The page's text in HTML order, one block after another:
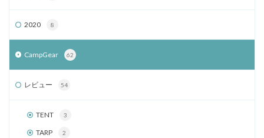
2020 8
CampGear 62
レビュー 54
TENT 3
TARP 2